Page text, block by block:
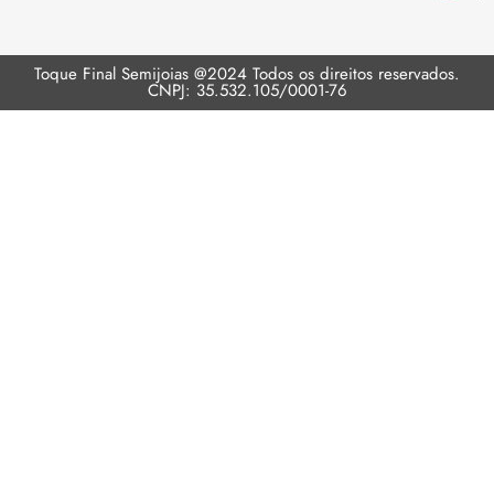
Toque Final Semijoias @2024 Todos os direitos reservados.
CNPJ: 35.532.105/0001-76